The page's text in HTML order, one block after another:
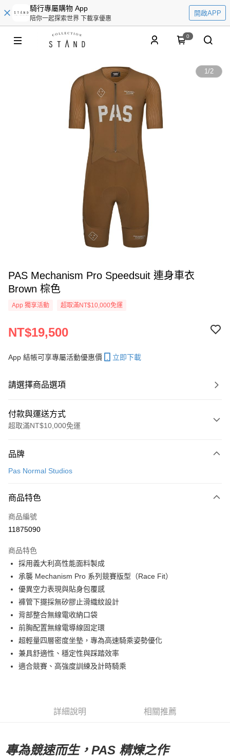
騎行專屬購物 App
陪你一起探索世界 下載享優惠
開啟APP
0
1/2
PAS Mechanism Pro Speedsuit 連身車衣
Brown 棕色
App 獨享活動 超取滿NT$10,000免運
NT$19,500
App 結帳可享專屬活動優惠價 立即下載
請選擇商品選項
付款與運送方式
超取滿NT$10,000免運
信用卡一次付款
LINE Pay
Apple Pay
運送方式
全家店到店
每筆NT$80，滿NT$10,000(含以上)免運費
付款後全家取貨
每筆NT$80，滿NT$10,000(含以上)免運費
7-11店到店
每筆NT$80，滿NT$10,000(含以上)免運費
品牌
Pas Normal Studios
商品特色
商品編號
11875090
商品特色
採用義大利高性能面料製成
承襲 Mechanism Pro 系列競賽版型（Race Fit）
優異空力表現與貼身包覆感
褲管下擺採無矽膠止滑織紋設計
背部整合無線電收納口袋
前胸配置無線電導線固定環
超輕量四層密度坐墊，專為高速騎乘姿勢優化
兼具舒適性、穩定性與踩踏效率
適合競賽、高強度訓練及計時騎乘
詳細說明 相關推薦
專為競速而生，PAS 精煉之作